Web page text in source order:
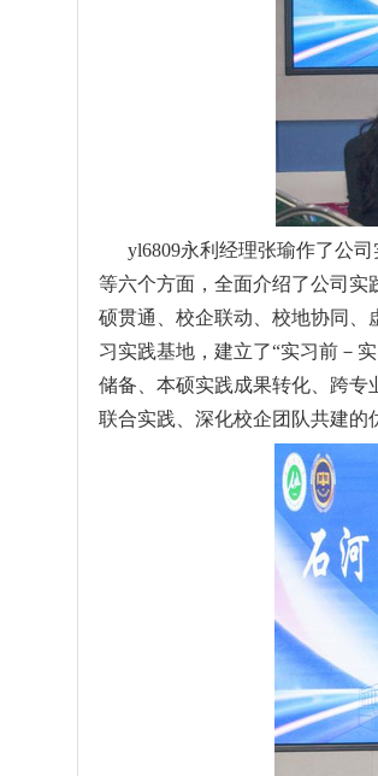
yl6809永利经理张瑜作了公司
等六个方面 ，全面介绍了公司实
硕贯通、校企联动、校地协同
习实践基地，建立了“实习前－
储备 、本硕实践成果转化、跨专
联合实践、深化校企团队共建的